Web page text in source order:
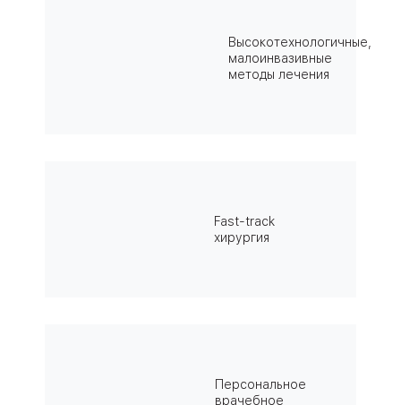
Высокотехнологичные,
малоинвазивные
методы лечения
Fast-track
хирургия
Персональное
врачебное